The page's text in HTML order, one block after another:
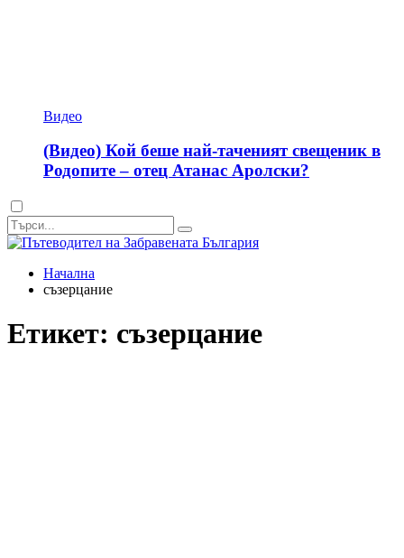
Видео
(Видео) Кой беше най-таченият свещеник в
Родопите – отец Атанас Аролски?
Dark
mode
Начална
съзерцание
Етикет: съзерцание